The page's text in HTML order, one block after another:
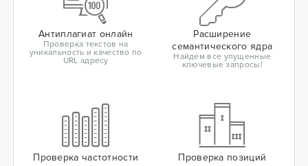
Антиплагиат онлайн
Проверка текстов на
уникальность и качество по
URL адресу
Расширение
семантического ядра
Найдем все упущенные
ключевые запросы!
Проверка частотности
Проверка позиций